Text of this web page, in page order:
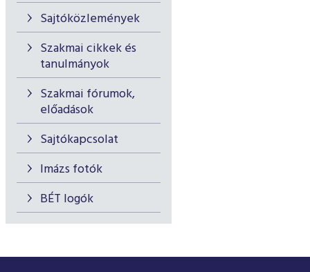
Sajtóközlemények
Szakmai cikkek és
tanulmányok
Szakmai fórumok,
előadások
Sajtókapcsolat
Imázs fotók
BÉT logók